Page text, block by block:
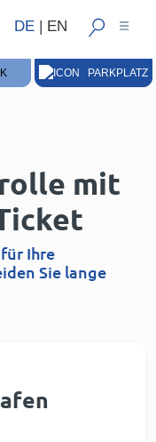
DE | EN
PARKPLATZ
mit
Ihre
Sie lange